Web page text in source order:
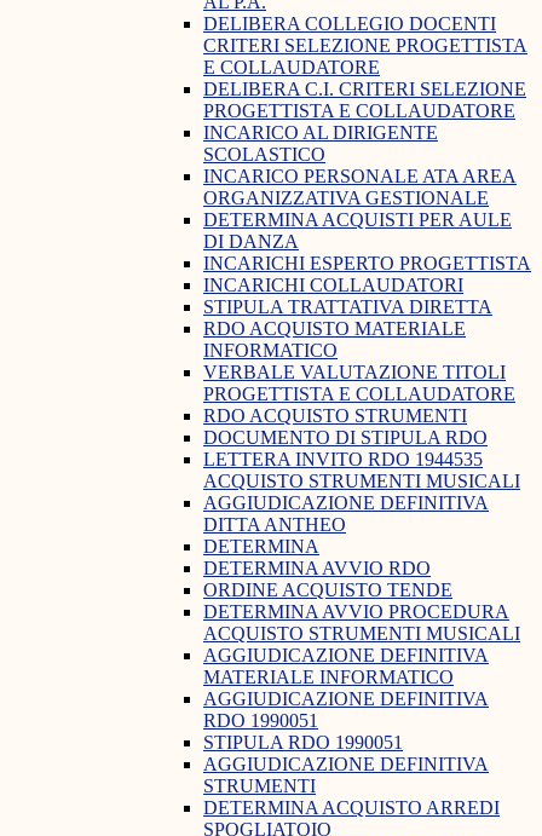
DELIBERA COLLEGIO DOCENTI
CRITERI SELEZIONE PROGETTISTA
E COLLAUDATORE
DELIBERA C.I. CRITERI SELEZIONE
PROGETTISTA E COLLAUDATORE
INCARICO AL DIRIGENTE
SCOLASTICO
INCARICO PERSONALE ATA AREA
ORGANIZZATIVA GESTIONALE
DETERMINA ACQUISTI PER AULE
DI DANZA
INCARICHI ESPERTO PROGETTISTA
INCARICHI COLLAUDATORI
STIPULA TRATTATIVA DIRETTA
RDO ACQUISTO MATERIALE
INFORMATICO
VERBALE VALUTAZIONE TITOLI
PROGETTISTA E COLLAUDATORE
RDO ACQUISTO STRUMENTI
DOCUMENTO DI STIPULA RDO
LETTERA INVITO RDO 1944535
ACQUISTO STRUMENTI MUSICALI
AGGIUDICAZIONE DEFINITIVA
DITTA ANTHEO
DETERMINA
DETERMINA AVVIO RDO
ORDINE ACQUISTO TENDE
DETERMINA AVVIO PROCEDURA
ACQUISTO STRUMENTI MUSICALI
AGGIUDICAZIONE DEFINITIVA
MATERIALE INFORMATICO
AGGIUDICAZIONE DEFINITIVA
RDO 1990051
STIPULA RDO 1990051
AGGIUDICAZIONE DEFINITIVA
STRUMENTI
DETERMINA ACQUISTO ARREDI
SPOGLIATOIO